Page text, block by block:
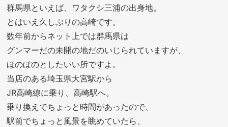
群馬県といえば、ワタクシ三浦の出身地。
とはいえ久しぶりの高崎です。
数年前からネット上では群馬県は
グンマーだの未開の地だのいじられていますが、
ほのぼのとしたいい所ですよ。
当店のある埼玉県大宮駅から
JR高崎線に乗り、高崎駅へ。
乗り換えでちょっと時間があったので、
駅前でちょっと風景を眺めていたら、